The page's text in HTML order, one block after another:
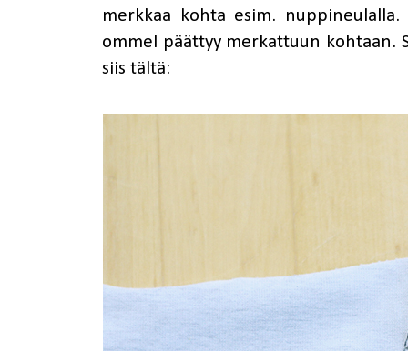
merkkaa kohta esim.
ommel päättyy merkattuun kohtaan.
siis tältä: